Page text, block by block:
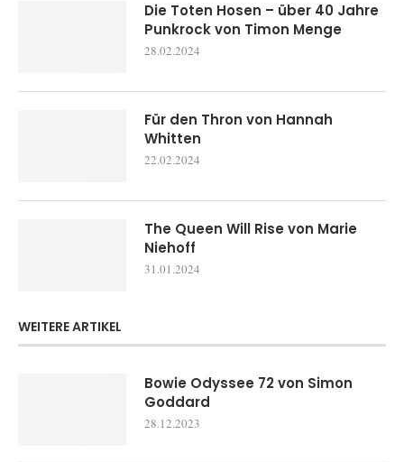
Die Toten Hosen – über 40 Jahre
Punkrock von Timon Menge
28.02.2024
Für den Thron von Hannah
Whitten
22.02.2024
The Queen Will Rise von Marie
Niehoff
31.01.2024
WEITERE ARTIKEL
Bowie Odyssee 72 von Simon
Goddard
28.12.2023